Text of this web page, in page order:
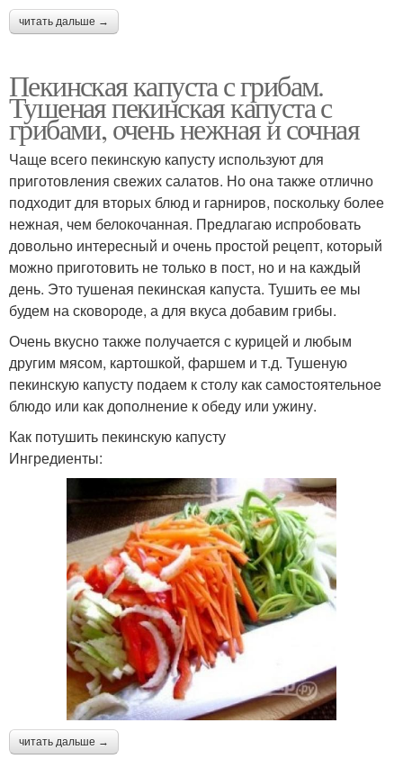
читать дальше →
Пекинская капуста с грибам.
Тушеная пекинская капуста с
грибами, очень нежная и сочная
Чаще всего пекинскую капусту используют для
приготовления свежих салатов. Но она также отлично
подходит для вторых блюд и гарниров, поскольку более
нежная, чем белокочанная. Предлагаю испробовать
довольно интересный и очень простой рецепт, который
можно приготовить не только в пост, но и на каждый
день. Это тушеная пекинская капуста. Тушить ее мы
будем на сковороде, а для вкуса добавим грибы.
Очень вкусно также получается с курицей и любым
другим мясом, картошкой, фаршем и т.д. Тушеную
пекинскую капусту подаем к столу как самостоятельное
блюдо или как дополнение к обеду или ужину.
Как потушить пекинскую капусту
Ингредиенты:
читать дальше →